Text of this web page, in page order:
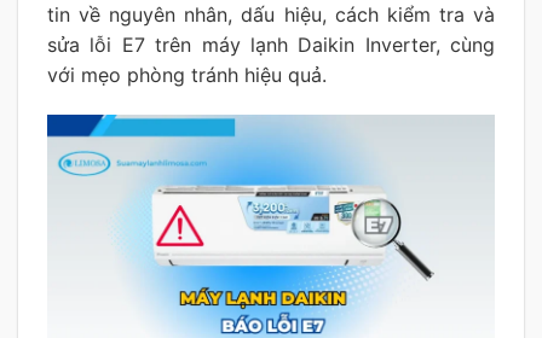
tin về nguyên nhân, dấu hiệu, cách kiểm tra và
sửa lỗi E7 trên máy lạnh Daikin Inverter, cùng
với mẹo phòng tránh hiệu quả.